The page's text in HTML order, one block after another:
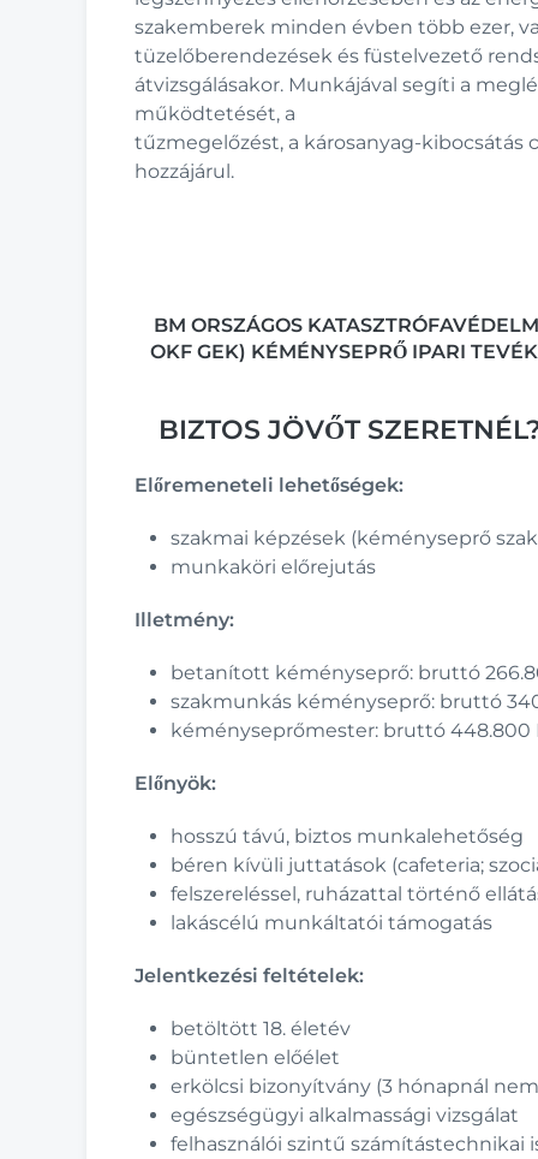
szakemberek minden évben több ezer,
tüzelőberendezések és füstelvezető
átvizsgálásakor. Munkájával segíti a
működtetését, a
tűzmegelőzést, a károsanyag-kibocsátás
hozzájárul.
BM ORSZÁGOS
OKF GEK) KÉMÉNYSEPRŐ IPARI
BIZTOS JÖVŐT
Előremeneteli lehetőségek:
szakmai képzések (kéményseprő
munkaköri előrejutás
Illetmény:
betanított kéményseprő: bruttó
szakmunkás kéményseprő: bruttó
kéményseprőmester: bruttó 448.800
Előnyök:
hosszú távú, biztos munkalehetőség
béren kívüli juttatások (cafeteria;
felszereléssel, ruházattal történő
lakáscélú munkáltatói támogatás
Jelentkezési feltételek:
betöltött 18. életév
büntetlen előélet
erkölcsi bizonyítvány (3 hónapnál
egészségügyi alkalmassági vizsgálat
felhasználói szintű számítástechnikai